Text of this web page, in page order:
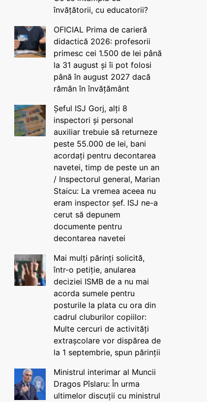
învățătorii, cu educatorii?
OFICIAL Prima de carieră
didactică 2026: profesorii
primesc cei 1.500 de lei până
la 31 august și îi pot folosi
până în august 2027 dacă
rămân în învățământ
Șeful ISJ Gorj, alți 8
inspectori și personal
auxiliar trebuie să returneze
peste 55.000 de lei, bani
acordați pentru decontarea
navetei, timp de peste un an
/ Inspectorul general, Marian
Staicu: La vremea aceea nu
eram inspector șef. ISJ ne-a
cerut să depunem
documente pentru
decontarea navetei
Mai mulți părinți solicită,
într-o petiție, anularea
deciziei ISMB de a nu mai
acorda sumele pentru
posturile la plata cu ora din
cadrul cluburilor copiilor:
Multe cercuri de activități
extrașcolare vor dispărea de
la 1 septembrie, spun părinții
Ministrul interimar al Muncii
Dragos Pîslaru: În urma
ultimelor discuții cu ministrul